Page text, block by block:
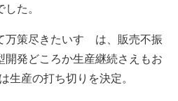
た。
策尽きたいすゞは、販売不振
開発どころか生産継続さえもお
生産の打ち切りを決定。